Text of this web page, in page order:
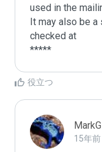
used in the
It may also be a
checked at
役立つ
15年前